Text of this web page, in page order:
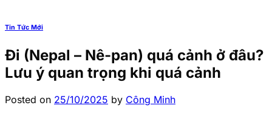
Tin Tức Mới
Đi (Nepal – Nê-pan) quá cảnh ở đâu?
Lưu ý quan trọng khi quá cảnh
Posted on 25/10/2025 by Công Minh